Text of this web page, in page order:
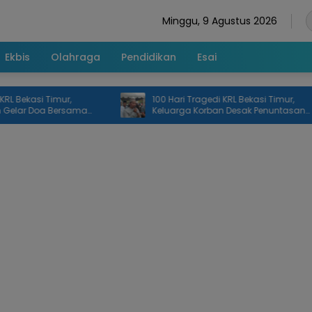
Minggu, 9 Agustus 2026
Ekbis Olahraga Pendidikan Esai
Timur,
Bersama
100 Hari Tragedi KRL Bekasi Timur,
Keluarga Korban Desak Penuntasan
Investigasi dan Keadilan